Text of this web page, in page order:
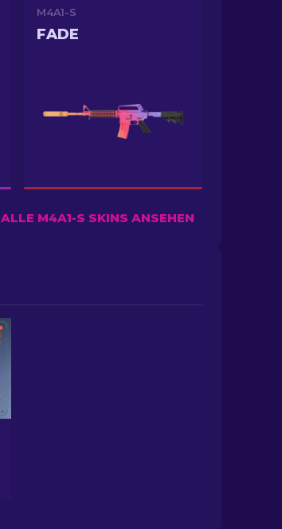
M4A1-S
FADE
ALLE M4A1-S SKINS ANSEHEN